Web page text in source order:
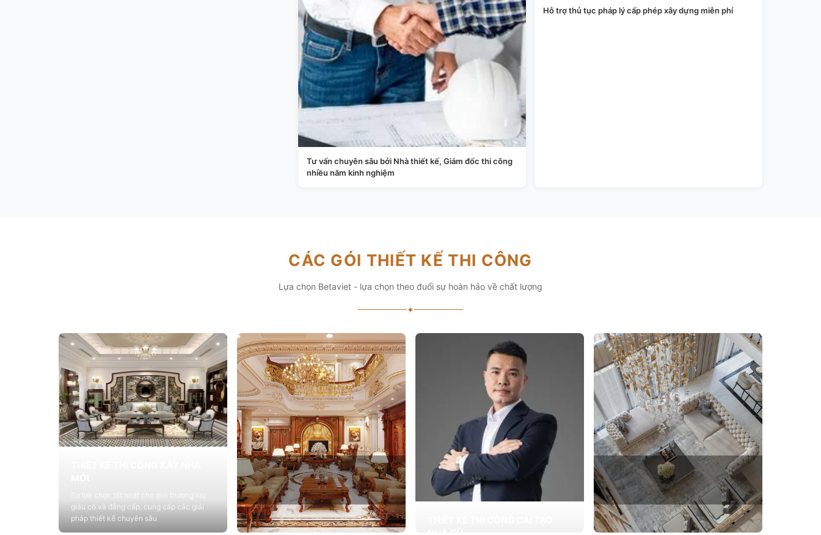
Tư vấn chuyên sâu bởi Nhà thiết kế, Giám đốc thi công
nhiều năm kinh nghiệm
Hỗ trợ thủ tục pháp lý cấp phép xây dựng miễn phí
CÁC GÓI THIẾT KẾ THI CÔNG
Lựa chọn Betaviet - lựa chọn theo đuổi sự hoàn hảo về chất lượng
✦
giàu có và đẳng cấp, cung cấp các giải
pháp thiết kế chuyên sâu